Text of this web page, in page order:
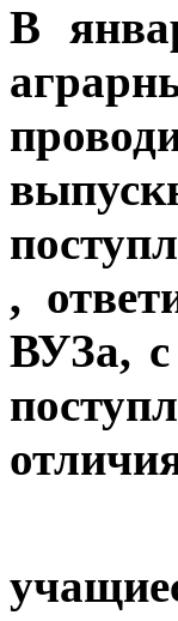
В
,
ВУЗа,
В